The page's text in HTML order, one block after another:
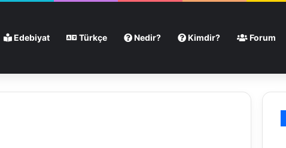
Edebiyat Türkçe Nedir? Kimdir? Forum